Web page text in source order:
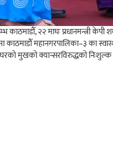
काठमाडौँ, २२ माघः प्रधानमन्त्री
काठमाडौँ महानगरपालिका–३ का
मुखको क्यान्सरविरुद्धको निःशुल्क